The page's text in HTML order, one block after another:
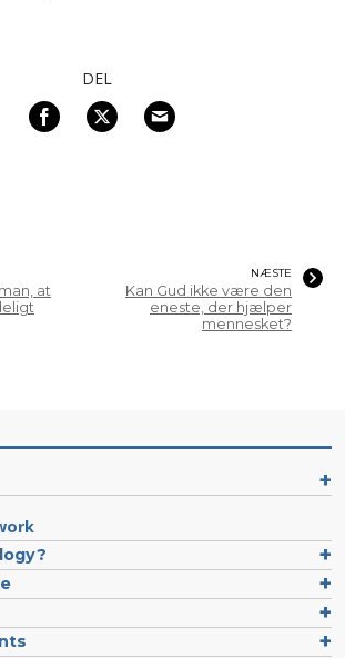
DEL
at
NÆSTE
Kan Gud ikke være den
eneste, der hjælper
mennesket?